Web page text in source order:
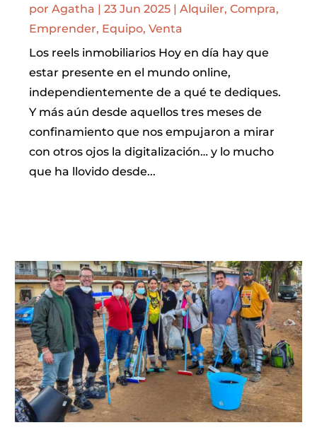
porAgatha |23 Jun 2025 |Alquiler,Compra,
Emprender, Equipo,Venta
Los reels inmobiliarios Hoy en día hay que
estar presente en el mundo online,
independientemente de a qué te dediques.
Y más aún desde aquellos tres meses de
confinamiento que nos empujaron a mirar
con otros ojos la digitalización… y lo mucho
que ha llovido desde...